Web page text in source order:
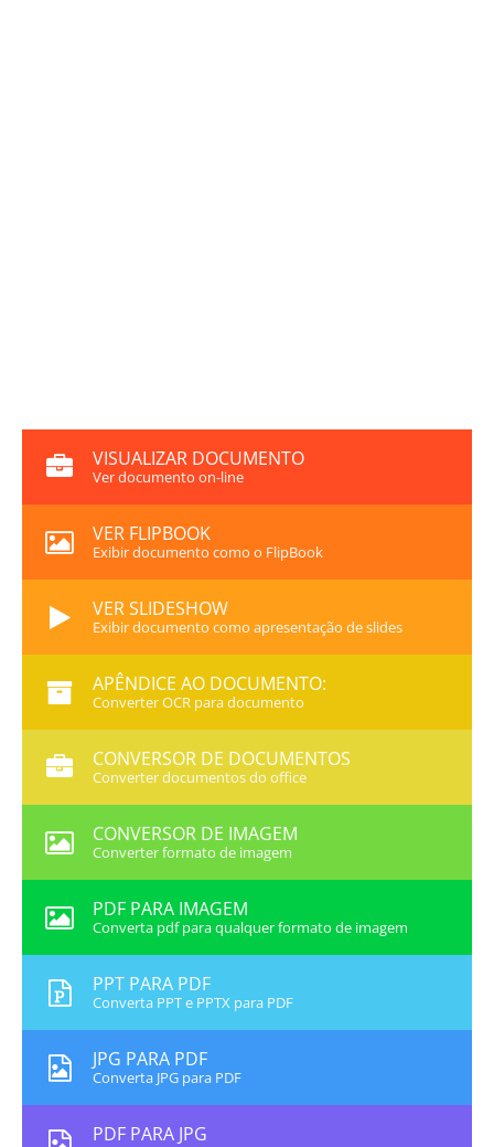
VISUALIZAR DOCUMENTO
Ver documento on-line
VER FLIPBOOK
Exibir documento como o FlipBook
VER SLIDESHOW
Exibir documento como apresentação de slides
APÊNDICE AO DOCUMENTO:
Converter OCR para documento
CONVERSOR DE DOCUMENTOS
Converter documentos do office
CONVERSOR DE IMAGEM
Converter formato de imagem
PDF PARA IMAGEM
Converta pdf para qualquer formato de imagem
PPT PARA PDF
Converta PPT e PPTX para PDF
JPG PARA PDF
Converta JPG para PDF
PDF PARA JPG